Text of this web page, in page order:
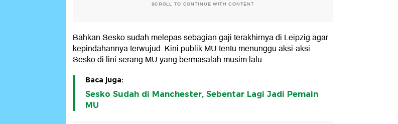
SCROLL TO CONTINUE WITH CONTENT
Bahkan Sesko sudah melepas sebagian gaji terakhirnya di Leipzig agar
kepindahannya terwujud. Kini publik MU tentu menunggu aksi-aksi
Sesko di lini serang MU yang bermasalah musim lalu.
Baca juga:
Sesko Sudah di Manchester, Sebentar Lagi Jadi Pemain
MU